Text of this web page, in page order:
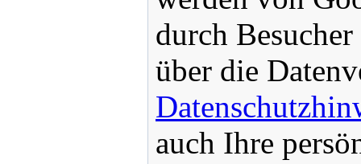
durch
über die
auch Ihre